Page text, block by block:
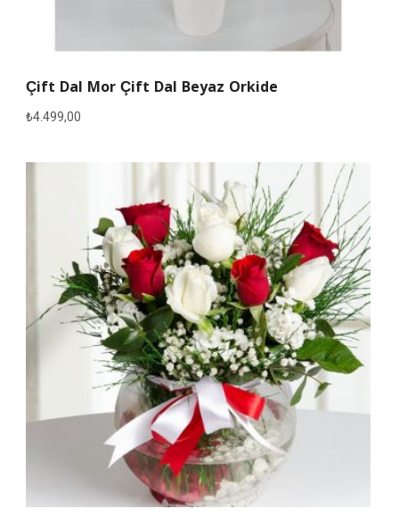
Çift Dal Mor Çift Dal Beyaz Orkide
₺4.499,00